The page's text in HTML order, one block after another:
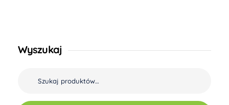
Wyszukaj